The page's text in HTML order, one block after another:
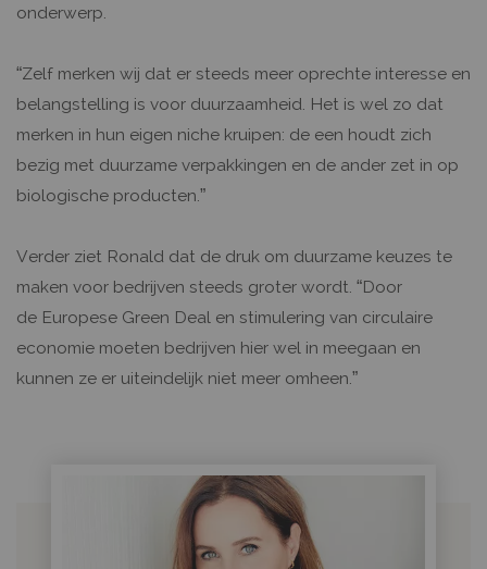
onderwerp.
“Zelf merken wij dat er steeds meer oprechte interesse en
belangstelling is voor duurzaamheid. Het is wel zo dat
merken in hun eigen niche kruipen: de een houdt zich
bezig met duurzame verpakkingen en de ander zet in op
biologische producten.”
Verder ziet Ronald dat de druk om duurzame keuzes te
maken voor bedrijven steeds groter wordt. “Door
de Europese Green Deal en stimulering van circulaire
economie moeten bedrijven hier wel in meegaan en
kunnen ze er uiteindelijk niet meer omheen.”